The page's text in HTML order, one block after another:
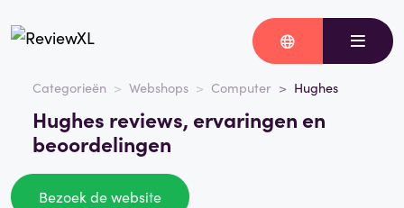
Categorieën Webshops Computer Hughes
Hughes reviews, ervaringen en
beoordelingen
Bezoek de website